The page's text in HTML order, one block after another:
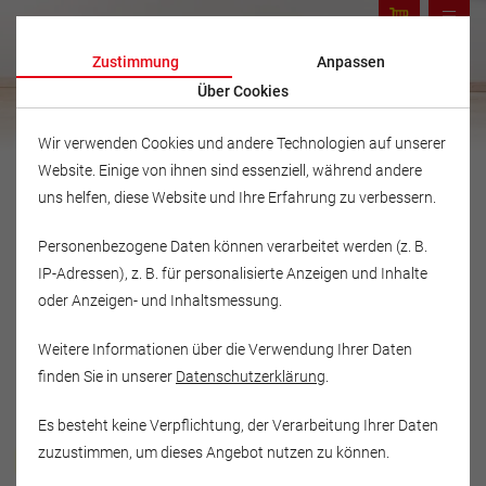
Musikschule Fröhlich
Zustimmung
Anpassen
Über Cookies
Wir verwenden Cookies und andere Technologien auf unserer
Website. Einige von ihnen sind essenziell, während andere
uns helfen, diese Website und Ihre Erfahrung zu verbessern.
Personenbezogene Daten können verarbeitet werden (z. B.
IP-Adressen), z. B. für personalisierte Anzeigen und Inhalte
oder Anzeigen- und Inhaltsmessung.
Weitere Informationen über die Verwendung Ihrer Daten
finden Sie in unserer Datenschutzerklärung
Es besteht keine Verpflichtung, der Verarbeitung Ihrer Daten
zuzustimmen, um dieses Angebot nutzen zu können.